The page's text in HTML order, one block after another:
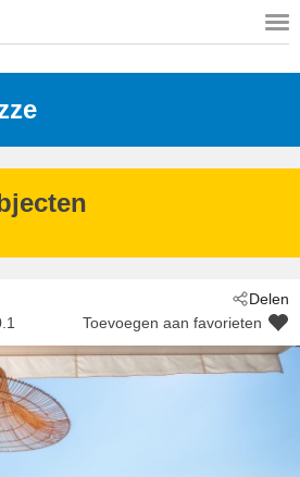
Delen
Toevoegen aan favorieten